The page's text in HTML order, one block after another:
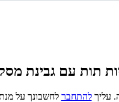
עליךלהתחבר